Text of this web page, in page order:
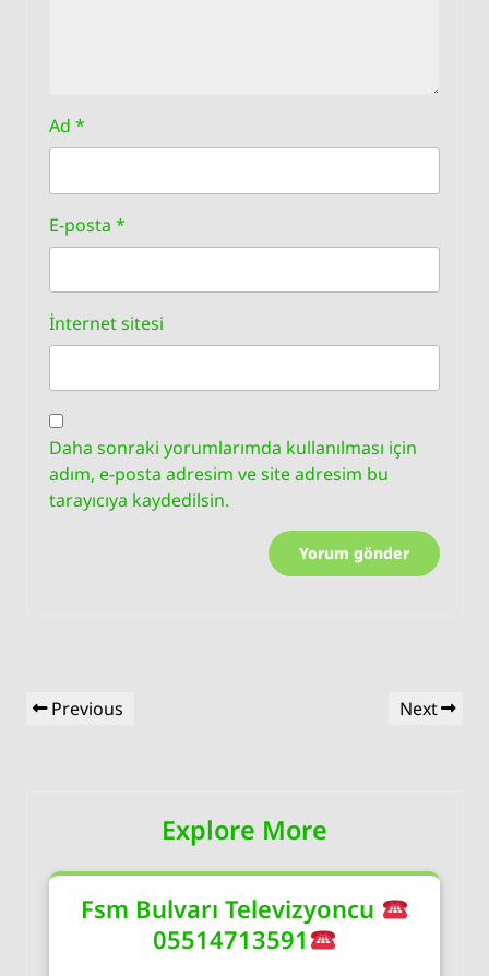
Ad *
E-posta *
İnternet sitesi
Daha sonraki yorumlarımda kullanılması için
adım, e-posta adresim ve site adresim bu
tarayıcıya kaydedilsin.
Yazı
gezinmesi
Previous
Previous
Next
Next
Explore More
Fsm Bulvarı Televizyoncu
05514713591